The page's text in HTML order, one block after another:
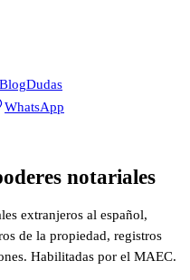
BlogDudas
WhatsApp
notariales
extranjeros al español,
de la propiedad, registros
Habilitadas por el MAEC.